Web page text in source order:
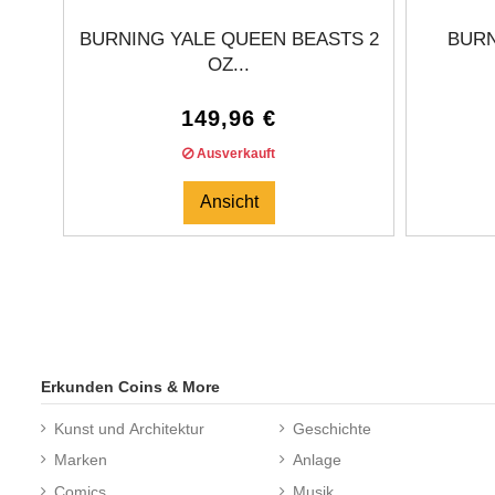
BURNING YALE QUEEN BEASTS 2
OZ...
149,96 €
Ausverkauft
Ansicht
Erkunden Coins & More
Kunst und Architektur
Marken
Comics
Geschichte
Anlage
Musik